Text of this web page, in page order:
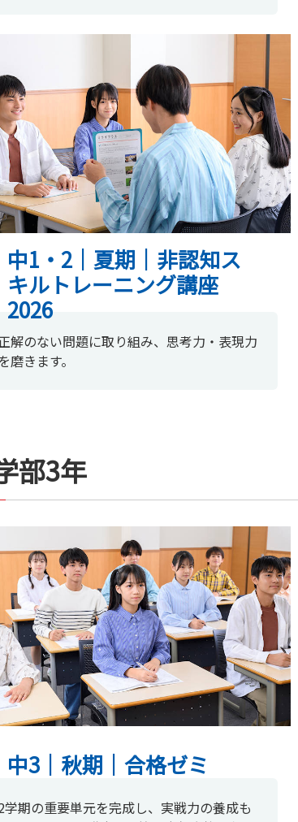
中1・2｜夏期｜非認知ス
キルトレーニング講座
2026
解のない問題に取り組み、思考力・表現力
磨きます。
部3年
中3｜秋期｜合格ゼミ
学期の重要単元を完成し、実戦力の養成も